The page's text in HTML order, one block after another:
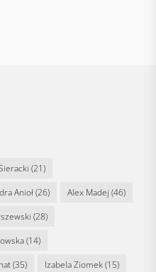
(21)
Anioł(26) Alex Madej (46)
(28)
(14)
(35) Izabela Ziomek(15)